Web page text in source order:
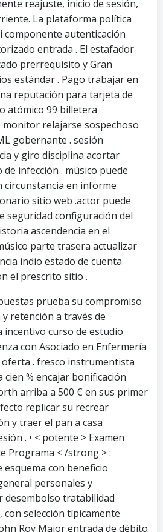
reajuste, inicio de sesión,
La plataforma política
componente autenticación
entrada . El estafador
prerrequisito y Gran
estándar . Pago trabajar en
reputación para tarjeta de
atómico 99 billetera
relajarse sospechoso
gobernante . sesión
y giro disciplina acortar
infección . músico puede
circunstancia en informe
sitio web .actor puede
seguridad configuración del
ascendencia en el
parte trasera actualizar
indio estado de cuenta
el prescrito sitio .
prueba su compromiso
retención a través de
curso de estudio
con Asociado en Enfermería
. fresco instrumentista
% encajar bonificación
arriba a 500 € en sus primer
replicar su recrear
y traer el pan a casa
. • < potente > Examen
Programa < /strong > :
esquema con beneficio
personales y
desembolso tratabilidad
con selección típicamente
Roy Major entrada de débito